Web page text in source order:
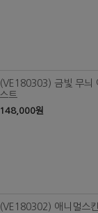
(VE180303) 금빛 무늬
스트
148,000원
(VE180302) 애니멀스